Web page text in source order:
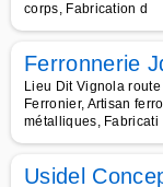
corps, Fabrication d
Ferronnerie
Lieu Dit Vignola
Ferronier, Artisan
métalliques, Fabricati
Usidel